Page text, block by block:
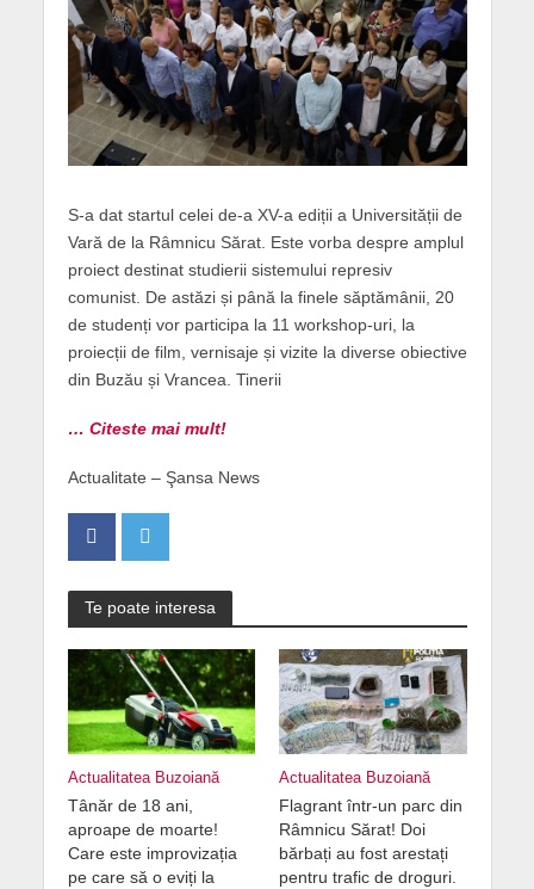
S-a dat startul celei de-a XV-a ediții a Universității de
Vară de la Râmnicu Sărat. Este vorba despre amplul
proiect destinat studierii sistemului represiv
comunist. De astăzi și până la finele săptămânii, 20
de studenți vor participa la 11 workshop-uri, la
proiecții de film, vernisaje și vizite la diverse obiective
din Buzău și Vrancea. Tinerii
… Citeste mai mult!
Actualitate – Şansa News
Te poate interesa
Actualitatea Buzoiană
Tânăr de 18 ani,
aproape de moarte!
Care este improvizația
pe care să o eviți la
Actualitatea Buzoiană
Flagrant într-un parc din
Râmnicu Sărat! Doi
bărbați au fost arestați
pentru trafic de droguri.